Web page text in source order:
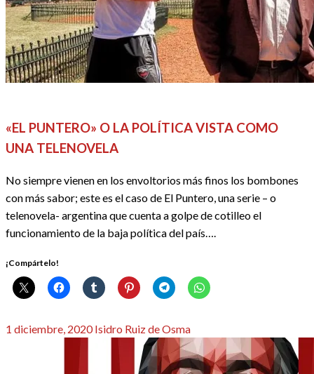
«EL PUNTERO» O LA POLÍTICA VISTA COMO
UNA TELENOVELA
No siempre vienen en los envoltorios más finos los bombones
con más sabor; este es el caso de El Puntero, una serie – o
telenovela- argentina que cuenta a golpe de cotilleo el
funcionamiento de la baja política del país….
¡Compártelo!
Publicado
1 diciembre, 2020 Isidro Ruiz de Osma